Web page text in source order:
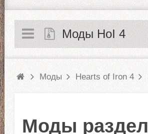
Моды HoI 4
Моды Hearts of Iron 4
Моды